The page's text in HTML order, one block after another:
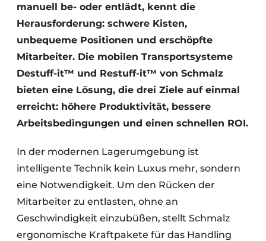
manuell be- oder entlädt, kennt die
Herausforderung: schwere Kisten,
unbequeme Positionen und erschöpfte
Mitarbeiter. Die mobilen Transportsysteme
Destuff-it™ und Restuff-it™ von Schmalz
bieten eine Lösung, die drei Ziele auf einmal
erreicht: höhere Produktivität, bessere
Arbeitsbedingungen und einen schnellen ROI.
In der modernen Lagerumgebung ist
intelligente Technik kein Luxus mehr, sondern
eine Notwendigkeit. Um den Rücken der
Mitarbeiter zu entlasten, ohne an
Geschwindigkeit einzubüßen, stellt Schmalz
ergonomische Kraftpakete für das Handling